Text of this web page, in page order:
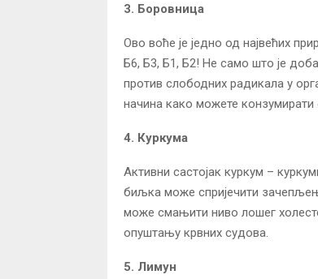
3. Боровница
Ово воће је једно од највећих
Б6, Б3, Б1, Б2! Не само што је
против слободних радикала у
начина како можете
4. Куркума
Активни састојак куркум –
биљка може спријечити
може смањити ниво лошег
опуштању крвних судова.
5. Лимун